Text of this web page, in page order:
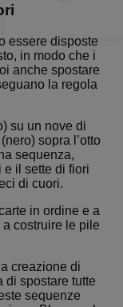
essere disposte
in modo che i
anche spostare
la regola
su un nove di
sopra l’otto
sequenza,
e il sette di fiori
di cuori.
in ordine e a
costruire le pile
creazione di
di spostare tutte
sequenze
are shown
when the
game
4
Used for
switching
5 anni
This cookie
name (for
display
5 anni
This cookie
stores data
player's
statistics,
and card
collections.